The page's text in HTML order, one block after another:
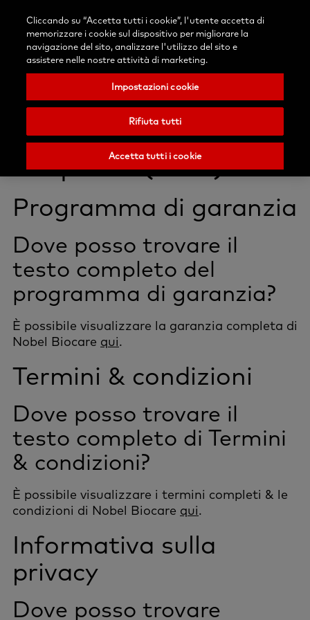
Accedi Blog Contattaci
Seleziona
il
paese
Nobel
Biocare
Ricerca Menu
Garanzie, politiche &
sicurezza - Domande
frequenti (FAQ)
Programma di garanzia
Dove posso trovare il
testo completo del
programma di garanzia?
È possibile visualizzare la garanzia completa di
Nobel Biocare qui.
Termini & condizioni
Dove posso trovare il
testo completo di Termini
& condizioni?
È possibile visualizzare i termini completi & le
condizioni di Nobel Biocare qui.
Informativa sulla
privacy
Dove posso trovare
Cliccando su “Accetta tutti i cookie”, l'utente accetta di
memorizzare i cookie sul dispositivo per migliorare la
navigazione del sito, analizzare l'utilizzo del sito e
assistere nelle nostre attività di marketing.
Impostazioni cookie
Rifiuta tutti
Accetta tutti i cookie